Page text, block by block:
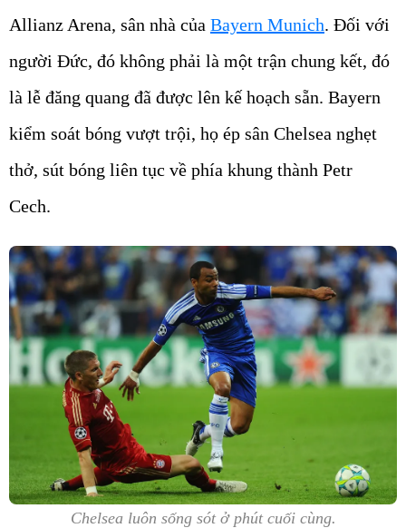
Allianz Arena, sân nhà của Bayern Munich. Đối với
người Đức, đó không phải là một trận chung kết, đó
là lễ đăng quang đã được lên kế hoạch sẵn. Bayern
kiểm soát bóng vượt trội, họ ép sân Chelsea nghẹt
thở, sút bóng liên tục về phía khung thành Petr
Cech.
Chelsea luôn sống sót ở phút cuối cùng.